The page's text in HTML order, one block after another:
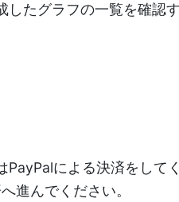
したグラフの一覧を確認
による決済をして
進んでください。